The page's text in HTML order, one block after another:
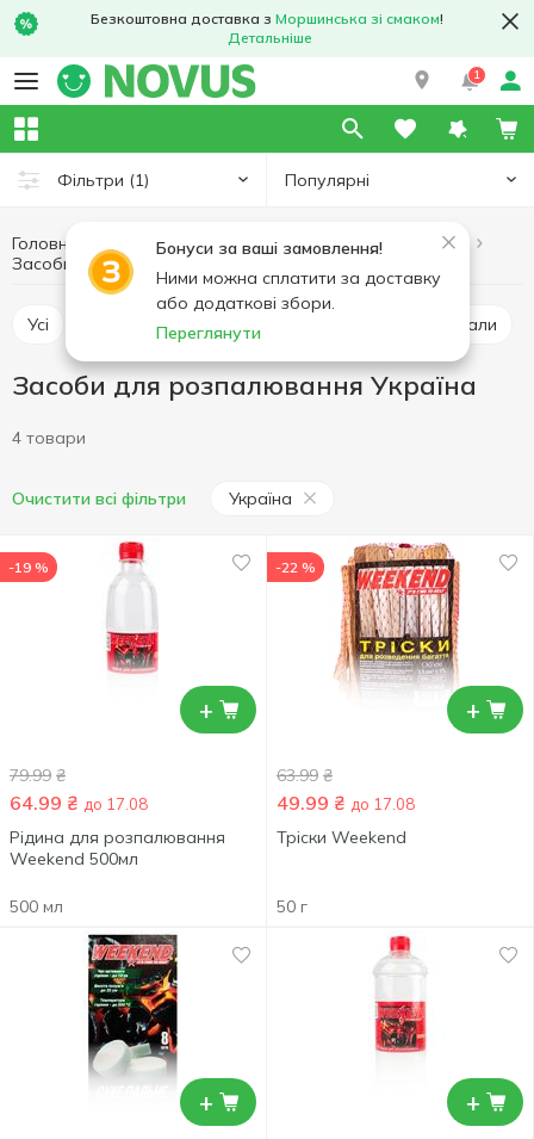
Безкоштовна доставка з Моршинська зі смаком!
Детальніше
1
Фільтри (1) Популярні
Бонуси за ваші замовлення!
Ними можна сплатити за доставку
або додаткові збори.
Переглянути
Головна Хобі та відпочинок Товари для барбекю
Усі Грилі, мангали
Засоби для розпалювання Україна
4 товари
Очистити всі фільтри Україна
+
-19 %
79.99 ₴
64.99 ₴ до 17.08
Рідина для розпалювання
Weekend 500мл
500 мл
+
-22 %
63.99 ₴
49.99 ₴ до 17.08
Тріски Weekend
50 г
+ +